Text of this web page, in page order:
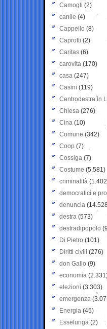
Camogli (2)
canile (4)
Cappello (8)
Caprotti (2)
Caritas (6)
carovita (170)
casa (247)
Casini (119)
Centrodestra in
Chiesa (276)
Cina (10)
Comune (342)
Coop (7)
Cossiga (7)
Costume (5.581)
criminalità
democratici e
denuncia
destra (573)
destradipopolo
Di Pietro (101)
Diritti civili (276)
don Gallo (9)
economia
elezioni (3.303)
emergenza
Energia (45)
Esselunga (2)